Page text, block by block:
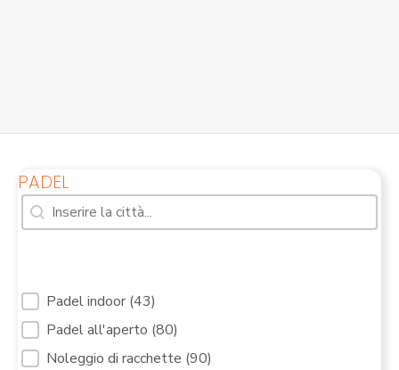
PADEL
Ricerca [7]
Contenuto della ricerca
Servizi di filtraggio Tribunali Padel ridotti [31]
Padel indoor (43)
Padel all'aperto (80)
Noleggio di racchette (90)
Campi da padel al
coperto